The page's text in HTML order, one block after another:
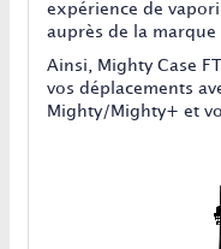
expérience de
auprès de la marque
Ainsi, Mighty Case
vos déplacements
Mighty/Mighty+ et